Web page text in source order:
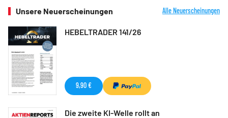
Unsere Neuerscheinungen Alle Neuerscheinungen
HEBELTRADER 141/26
9,90 €
Die zweite KI-Welle rollt an